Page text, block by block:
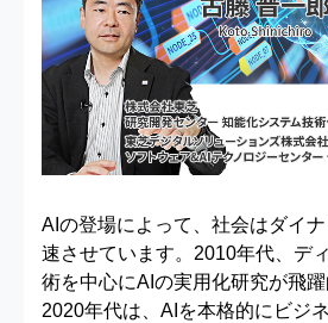
AIの登場によって、社会はダイ
速させています。2010年代、デ
術を中心にAIの実用化研究が飛躍
2020年代は、AIを本格的にビジ